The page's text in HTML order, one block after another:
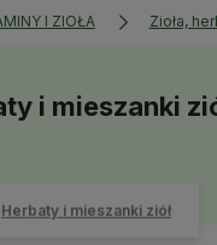
I ZIOŁA Zioła,
i mieszanki
Herbaty i mieszanki ziół